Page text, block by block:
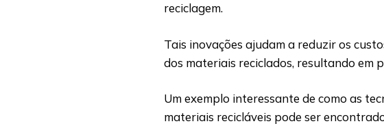
reciclagem.
Tais inovações ajudam a reduzir os
dos materiais reciclados, resultando em
Um exemplo interessante de como as
materiais recicláveis pode ser